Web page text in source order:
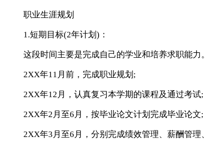
职业生涯规划
1.短期目标(2年计划)：
这段时间主要是完成自己的学业和培养求职能力。
2XX年11月前，完成职业规划;
2XX年12月，认真复习本学期的课程及通过考试;
2XX年2月至6月，按毕业论文计划完成毕业论文;
2XX年3月至6月，分别完成绩效管理、薪酬管理、